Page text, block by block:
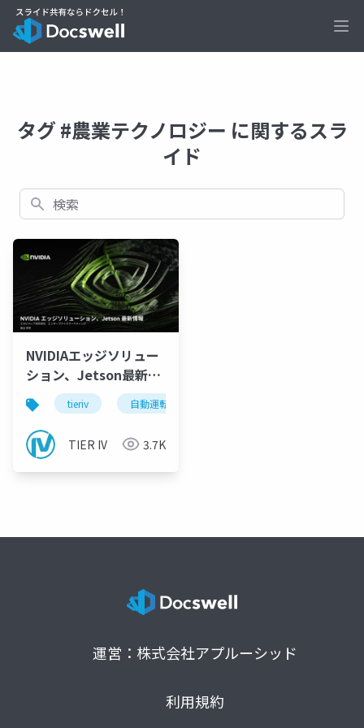
タグ #農業テクノロジー に関するスラ
イド
検索
NVIDIAエッジソリュー
ション、Jetson最新情
報
tieriv 自動運転
TIER IV 3.7K
運営：株式会社アプルーシッド
利用規約